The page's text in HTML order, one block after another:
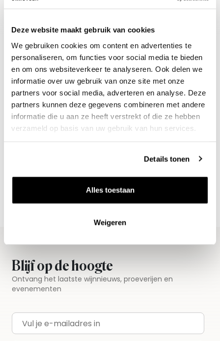
Deze website maakt gebruik van cookies
We gebruiken cookies om content en advertenties te
personaliseren, om functies voor social media te bieden
en om ons websiteverkeer te analyseren. Ook delen we
informatie over uw gebruik van onze site met onze
partners voor social media, adverteren en analyse. Deze
partners kunnen deze gegevens combineren met andere
informatie die u aan ze heeft verstrekt of die ze hebben
verzameld op basis van uw gebruik van hun services.
Details tonen
Alles toestaan
Weigeren
Alle wijnen direct van de wijnboer
Gratis thuisbezorgd vanaf €115,00
Iedere wijn per fles te bestellen
Blijf op de hoogte
Ontvang het laatste wijnnieuws, proeverijen en
evenementen
E-mailadres